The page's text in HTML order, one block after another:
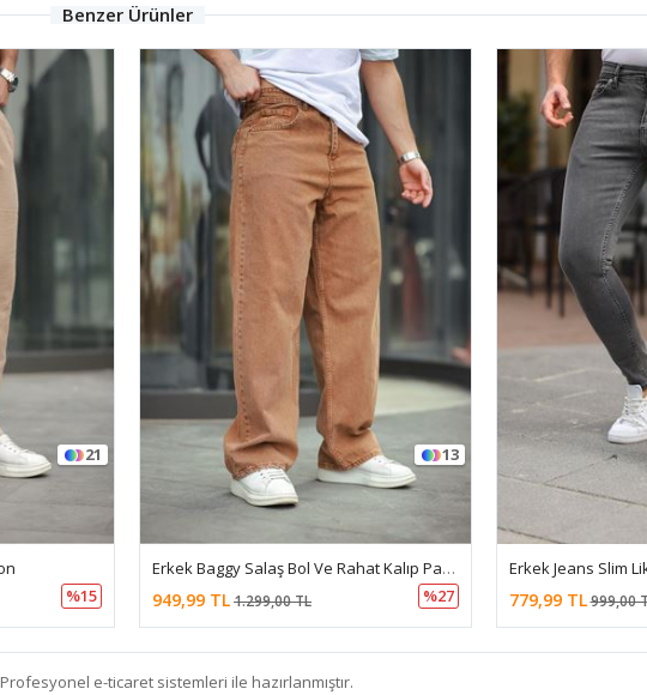
Benzer Ürünler
13
%27
5
Erkek Jeans Slim Likralı Denim Gri Kot Pantolon
779,99 TL999,00 TL %22 779,99 TL
Profesyonel e-ticaret sistemleri ile hazırlanmıştır.